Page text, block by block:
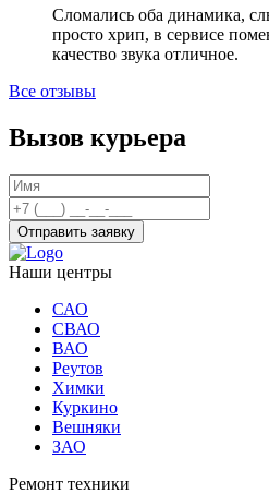
Сломались оба динамика,
просто хрип, в сервисе
качество звука отличное.
Все отзывы
Вызов курьера
Отправить заявку
Наши центры
САО
СВАО
ВАО
Реутов
Химки
Куркино
Вешняки
ЗАО
Ремонт техники